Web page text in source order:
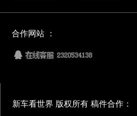
合作网站 ：
新车看世界 版权所有 稿件合作：